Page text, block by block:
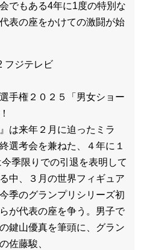
でもある4年に1度の特別な
表の座をかけての激闘が始
フジテレビ
手権２０２５「男女ショー
は来年２月に迫ったミラ
選考会を兼ねた、４年に１
季限りでの引退を表明して
中、３月の世界フィギュア
季のグランプリシリーズ初
が代表の座を争う。男子で
鍵山優真を筆頭に、グラン
佐藤駿、